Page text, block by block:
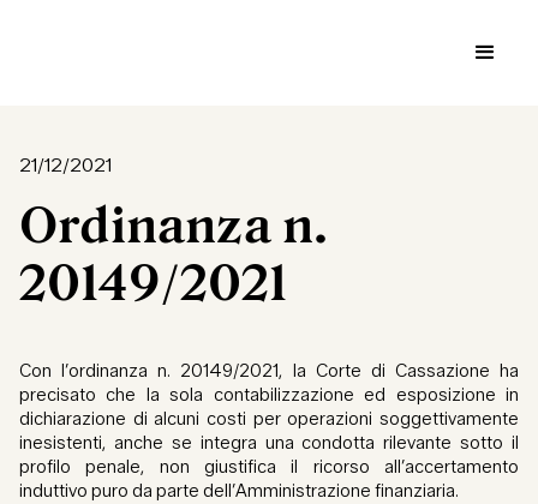
21/12/2021
Ordinanza n.
20149/2021
Con l’ordinanza n. 20149/2021, la Corte di Cassazione ha
precisato che la sola contabilizzazione ed esposizione in
dichiarazione di alcuni costi per operazioni soggettivamente
inesistenti, anche se integra una condotta rilevante sotto il
profilo penale, non giustifica il ricorso all’accertamento
induttivo puro da parte dell’Amministrazione finanziaria.